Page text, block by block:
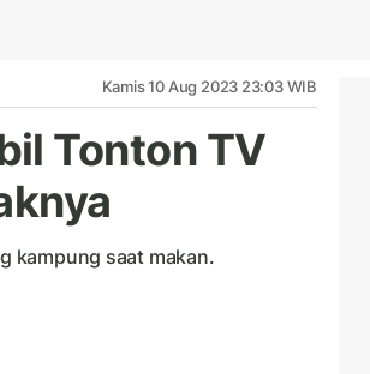
Kamis 10 Aug 2023 23:03 WIB
Tonton TV
kampung saat makan.